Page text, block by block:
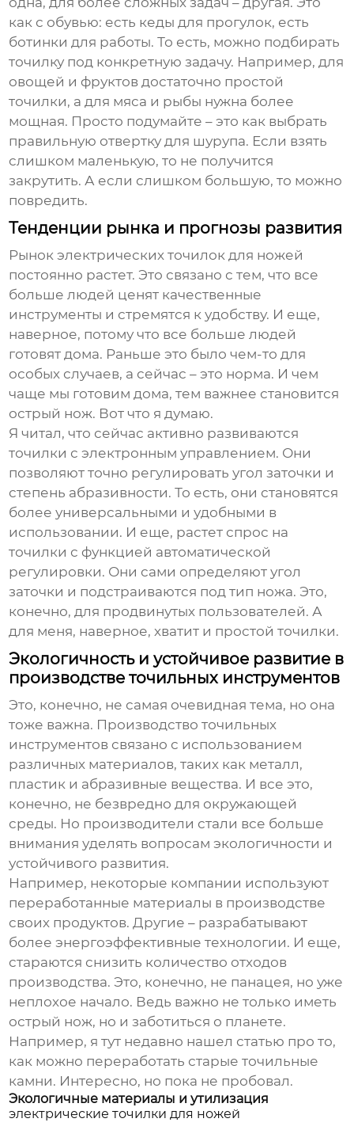
как с обувью: есть кеды для прогулок, есть
ботинки для работы. То есть, можно подбирать
точилку под конкретную задачу. Например, для
овощей и фруктов достаточно простой
точилки, а для мяса и рыбы нужна более
мощная. Просто подумайте – это как выбрать
правильную отвертку для шурупа. Если взять
слишком маленькую, то не получится
закрутить. А если слишком большую, то можно
повредить.
Тенденции рынка и прогнозы развития
Рынокэлектрических точилок для ножей
постоянно растет. Это связано с тем, что все
больше людей ценят качественные
инструменты и стремятся к удобству. И еще,
наверное, потому что все больше людей
готовят дома. Раньше это было чем-то для
особых случаев, а сейчас – это норма. И чем
чаще мы готовим дома, тем важнее становится
острый нож. Вот что я думаю.
Я читал, что сейчас активно развиваются
точилки с электронным управлением. Они
позволяют точно регулировать угол заточки и
степень абразивности. То есть, они становятся
более универсальными и удобными в
использовании. И еще, растет спрос на
точилки с функцией автоматической
регулировки. Они сами определяют угол
заточки и подстраиваются под тип ножа. Это,
конечно, для продвинутых пользователей. А
для меня, наверное, хватит и простой точилки.
Экологичность и устойчивое развитие в
производстве точильных инструментов
Это, конечно, не самая очевидная тема, но она
тоже важна. Производство точильных
инструментов связано с использованием
различных материалов, таких как металл,
пластик и абразивные вещества. И все это,
конечно, не безвредно для окружающей
среды. Но производители стали все больше
внимания уделять вопросам экологичности и
устойчивого развития.
Например, некоторые компании используют
переработанные материалы в производстве
своих продуктов. Другие – разрабатывают
более энергоэффективные технологии. И еще,
стараются снизить количество отходов
производства. Это, конечно, не панацея, но уже
неплохое начало. Ведь важно не только иметь
острый нож, но и заботиться о планете.
Например, я тут недавно нашел статью про то,
как можно переработать старые точильные
камни. Интересно, но пока не пробовал.
Экологичные материалы и утилизация
электрические точилки для ножей